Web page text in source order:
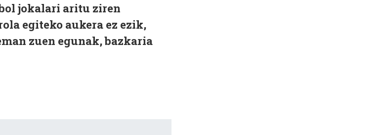
jokalari aritu ziren
egiteko aukera ez ezik,
zuen egunak, bazkaria